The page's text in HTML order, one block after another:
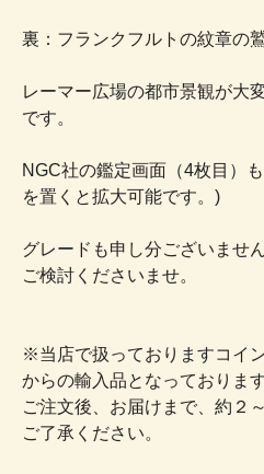
裏：フランクフルトの紋章の鷲
レーマー広場の都市景観が大
です。
NGC社の鑑定画面（4枚目）
を置くと拡大可能です。)
グレードも申し分ございませ
ご検討くださいませ。
※当店で扱っておりますコイ
からの輸入品となっております
ご注文後、お届けまで、約２
ご了承ください。